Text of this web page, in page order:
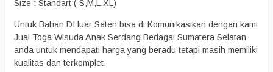
Size : Standart ( S,M,L,XL)
Untuk Bahan DI luar Saten bisa di Komunikasikan dengan kami
Jual Toga Wisuda Anak Serdang Bedagai Sumatera Selatan
anda untuk mendapati harga yang beradu tetapi masih memiliki
kualitas dan terkomplet.